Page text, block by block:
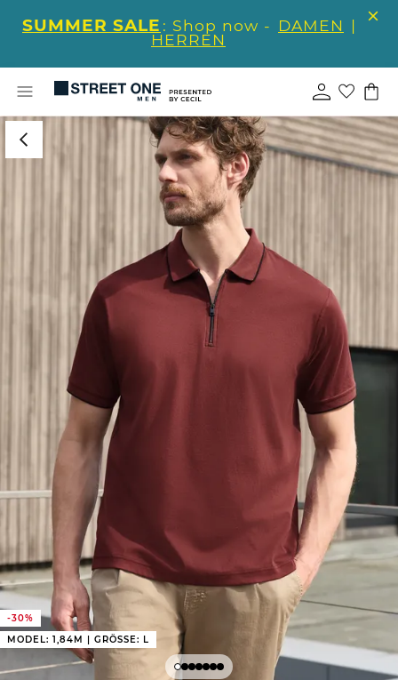
SUMMER SALE : Shop now - DAMEN |
HERREN
-30%
MODEL: 1,84M | GRÖSSE: L